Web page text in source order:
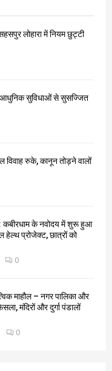
लोहारा में नियम छुट्टी
आधुनिक सुविधाओं से सुसज्जित
विवाह रुके, कानून तोड़ने वालों
कबीरधाम के नवोदय में शुरू हुआ
प्रोजेक्ट, छात्रों को
0
माहौल – नगर पालिका और
मंदिरों और दुर्गा पंडालों
0